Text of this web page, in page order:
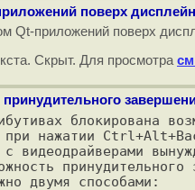
поверх
Qt-приложений поверх
Скрыт. Для просмотра
блокирована
при нажатии
видеодрайверами
принудительного
двумя способами: